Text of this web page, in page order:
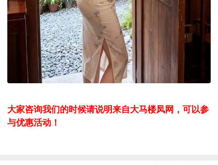
大家咨询我们的时候请说明来自大马楼凤网，可以参
与优惠活动！